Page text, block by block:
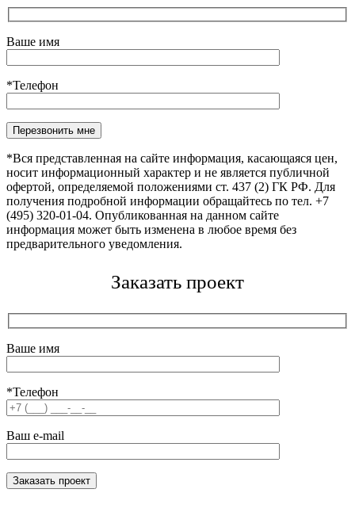
Ваше имя
*Телефон
Оставьте это поле пустым.
*Вся представленная на сайте информация, касающаяся цен,
носит информационный характер и не является публичной
офертой, определяемой положениями ст. 437 (2) ГК РФ. Для
получения подробной информации обращайтесь по тел. +7
(495) 320-01-04. Опубликованная на данном сайте
информация может быть изменена в любое время без
предварительного уведомления.
Заказать проект
Ваше имя
*Телефон
Ваш e-mail